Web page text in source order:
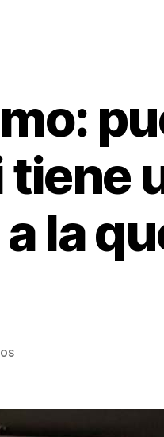
la
en
el
nepotismo: